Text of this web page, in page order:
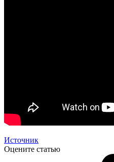
Источник
Оцените статью